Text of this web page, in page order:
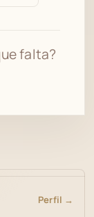
falta?
Perfil →